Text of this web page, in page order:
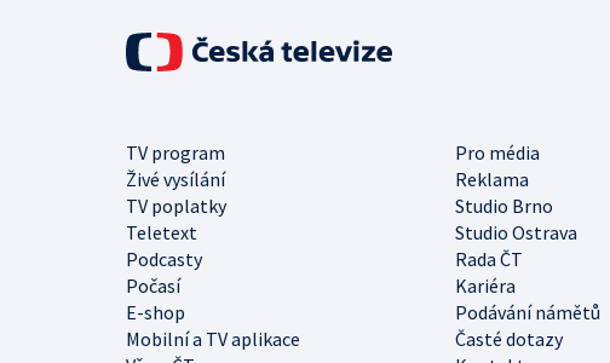
TV program
Pro média
Živé vysílání
Reklama
TV poplatky
Studio Brno
Teletext
Studio Ostrava
Podcasty
Rada ČT
Počasí
Kariéra
E-shop
Podávání námětů
Mobilní a TV aplikace
Časté dotazy